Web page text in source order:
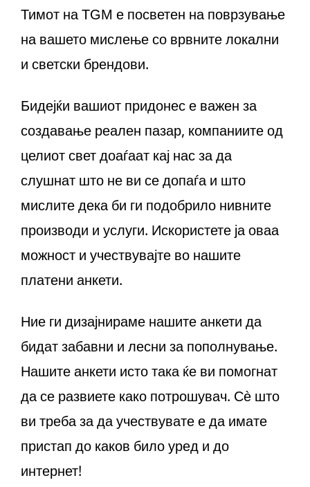
Тимот на TGM е посветен на поврзување
на вашето мислење со врвните локални
и светски брендови.
Бидејќи вашиот придонес е важен за
создавање реален пазар, компаниите од
целиот свет доаѓаат кај нас за да
слушнат што не ви се допаѓа и што
мислите дека би ги подобрило нивните
производи и услуги. Искористете ја оваа
можност и учествувајте во нашите
платени анкети.
Ние ги дизајнираме нашите анкети да
бидат забавни и лесни за пополнување.
Нашите анкети исто така ќе ви помогнат
да се развиете како потрошувач. Сè што
ви треба за да учествувате е да имате
пристап до каков било уред и до
интернет!